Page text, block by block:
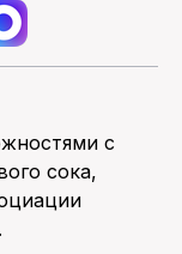
с
сока,